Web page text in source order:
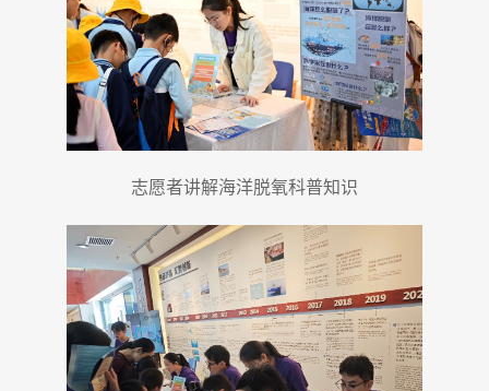
志愿者讲解海洋脱氧科普知识